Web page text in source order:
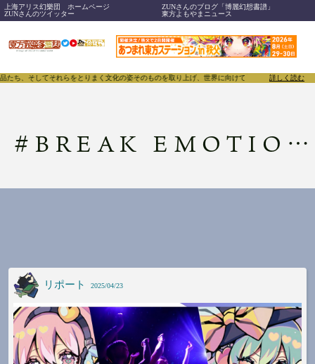
上海アリス幻樂団 ホームページ
ZUNさんのブログ「博麗幻想書譜」
ZUNさんのツイッター
東方よもやまニュース
そしてそれらをとりまく文化の姿そのものを取り上げ、世界に向けて誇らしく発信するこ
詳しく読む
# BREAK EMOTION 2024
リポート 2025/04/23